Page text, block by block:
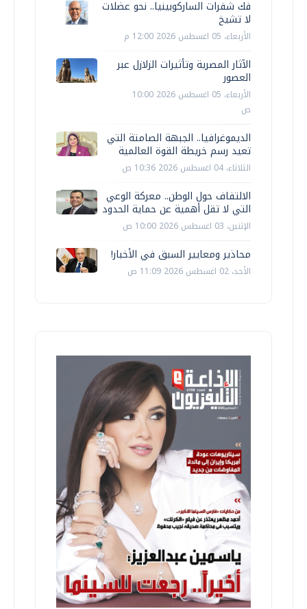
فك شفرات الساركوبينيا.. نحو عضلات
لا تشيخ
الأربعاء، 05 اغسطس 2026 12:00 م
الآثار المصرية وتأثيرات الزلازل عبر
العصور
الأربعاء، 05 اغسطس 2026 10:00
ص
الديموغرافيا.. الجبهة الصامتة التي
تعيد رسم خريطة القوة العالمية
الثلاثاء، 04 اغسطس 2026 10:36 ص
الالتفاف حول الوطن.. معركة الوعي
التي لا تقل أهمية عن حماية الحدود
الإثنين، 03 اغسطس 2026 10:00 ص
محاذير ومعايير السبق في الأخبار!
الأحد، 02 اغسطس 2026 11:09 ص